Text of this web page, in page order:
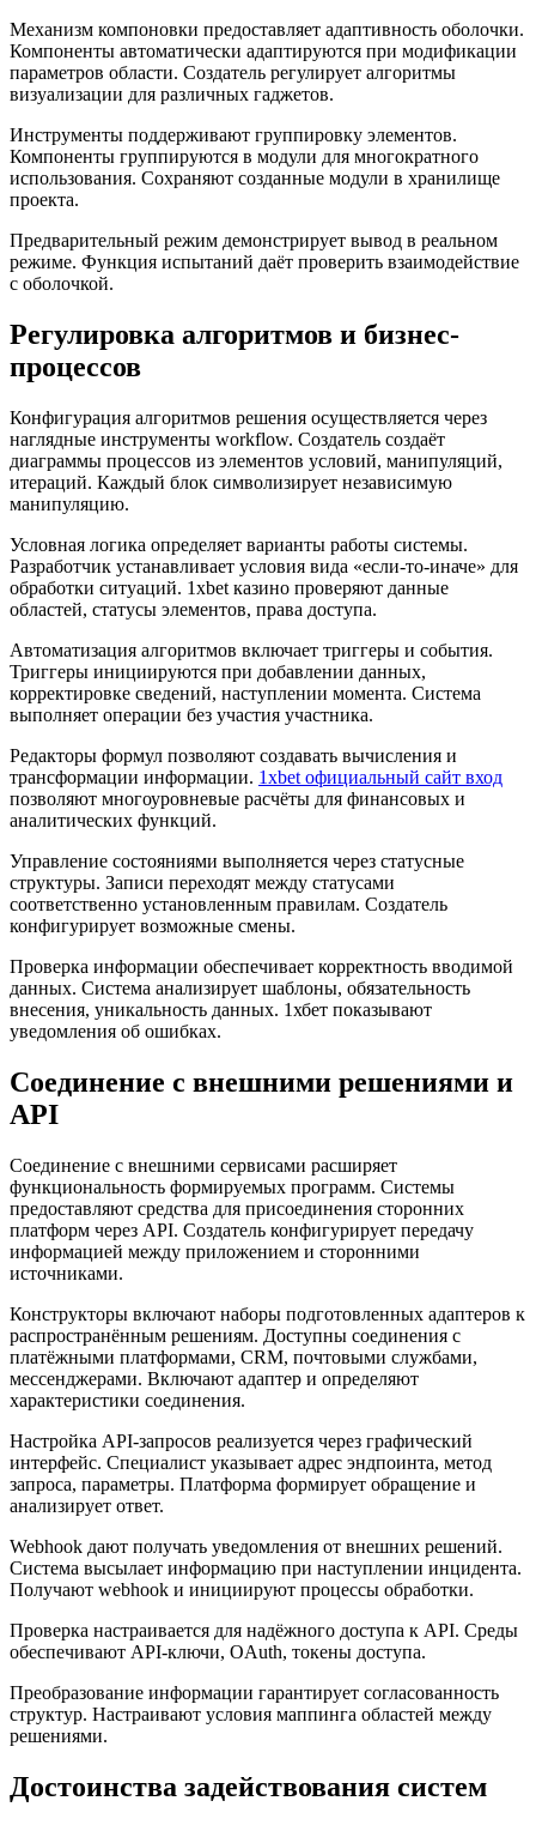
Механизм компоновки предоставляет адаптивность оболочки.
Компоненты автоматически адаптируются при модификации
параметров области. Создатель регулирует алгоритмы
визуализации для различных гаджетов.
Инструменты поддерживают группировку элементов.
Компоненты группируются в модули для многократного
использования. Сохраняют созданные модули в хранилище
проекта.
Предварительный режим демонстрирует вывод в реальном
режиме. Функция испытаний даёт проверить взаимодействие
с оболочкой.
Регулировка алгоритмов и бизнес-
процессов
Конфигурация алгоритмов решения осуществляется через
наглядные инструменты workflow. Создатель создаёт
диаграммы процессов из элементов условий, манипуляций,
итераций. Каждый блок символизирует независимую
манипуляцию.
Условная логика определяет варианты работы системы.
Разработчик устанавливает условия вида «если-то-иначе» для
обработки ситуаций. 1xbet казино проверяют данные
областей, статусы элементов, права доступа.
Автоматизация алгоритмов включает триггеры и события.
Триггеры инициируются при добавлении данных,
корректировке сведений, наступлении момента. Система
выполняет операции без участия участника.
Редакторы формул позволяют создавать вычисления и
трансформации информации. 1xbet официальный сайт вход
позволяют многоуровневые расчёты для финансовых и
аналитических функций.
Управление состояниями выполняется через статусные
структуры. Записи переходят между статусами
соответственно установленным правилам. Создатель
конфигурирует возможные смены.
Проверка информации обеспечивает корректность вводимой
данных. Система анализирует шаблоны, обязательность
внесения, уникальность данных. 1хбет показывают
уведомления об ошибках.
Соединение с внешними решениями и
API
Соединение с внешними сервисами расширяет
функциональность формируемых программ. Системы
предоставляют средства для присоединения сторонних
платформ через API. Создатель конфигурирует передачу
информацией между приложением и сторонними
источниками.
Конструкторы включают наборы подготовленных адаптеров к
распространённым решениям. Доступны соединения с
платёжными платформами, CRM, почтовыми службами,
мессенджерами. Включают адаптер и определяют
характеристики соединения.
Настройка API-запросов реализуется через графический
интерфейс. Специалист указывает адрес эндпоинта, метод
запроса, параметры. Платформа формирует обращение и
анализирует ответ.
Webhook дают получать уведомления от внешних решений.
Система высылает информацию при наступлении инцидента.
Получают webhook и инициируют процессы обработки.
Проверка настраивается для надёжного доступа к API. Среды
обеспечивают API-ключи, OAuth, токены доступа.
Преобразование информации гарантирует согласованность
структур. Настраивают условия маппинга областей между
решениями.
Достоинства задействования систем